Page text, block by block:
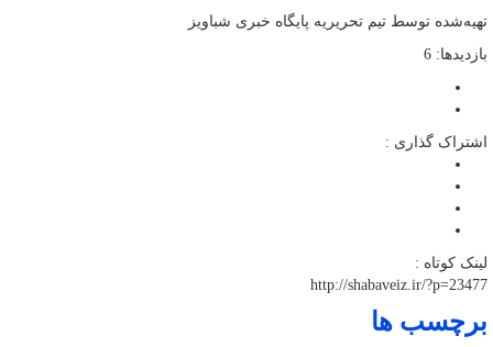
تهیه‌شده توسط تیم تحریریه پایگاه خبری شباویز
بازدیدها: 6
اشتراک گذاری :
لینک کوتاه :
http://shabaveiz.ir/?p=23477
برچسب ها